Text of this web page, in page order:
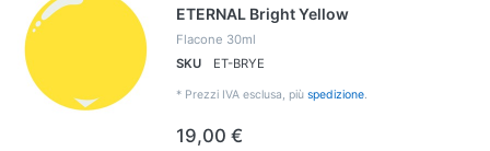
ETERNAL Bright Yellow
Flacone 30ml
SKU
ET-BRYE
* Prezzi IVA esclusa, più spedizione.
19,00 €